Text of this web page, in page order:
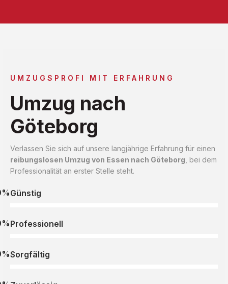
UMZUGSPROFI MIT ERFAHRUNG
Umzug nach
Göteborg
Verlassen Sie sich auf unsere langjährige Erfahrung für einen
reibungslosen Umzug von Essen nach Göteborg , bei dem
Professionalität an erster Stelle steht.
Günstig
Professionell
Sorgfältig